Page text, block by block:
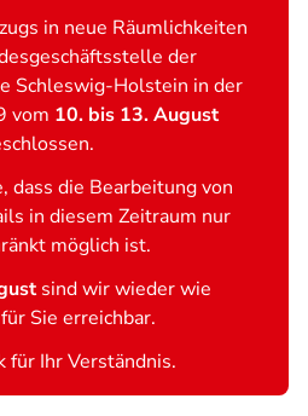
in neue Räumlichkeiten
der
Schleswig-Holstein in der
vom 10. bis 13. August
dass die Bearbeitung von
in diesem Zeitraum nur
möglich ist.
sind wir wieder wie
Sie erreichbar.
für Ihr Verständnis.